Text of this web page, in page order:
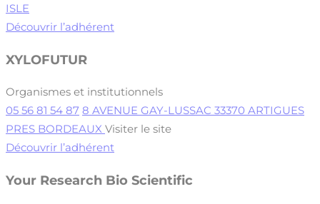
ISLE
Découvrir l’adhérent
XYLOFUTUR
Organismes et institutionnels
05 56 81 54 87 8 AVENUE GAY-LUSSAC 33370 ARTIGUES
PRES BORDEAUX Visiter le site
Découvrir l’adhérent
Your Research Bio Scientific